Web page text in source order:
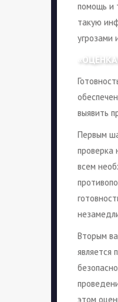
помощь и
такую
угрозами
выявить
Первым
проверка
всем
Вторым
является
этом